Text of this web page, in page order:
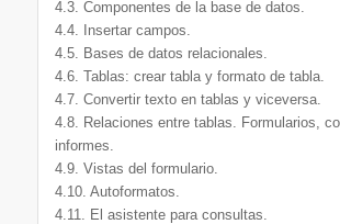
4.3. Componentes de la base de datos.
4.4. Insertar campos.
4.5. Bases de datos relacionales.
4.6. Tablas: crear tabla y formato de tabla.
4.7. Convertir texto en tablas y viceversa.
4.8. Relaciones entre tablas. Formularios,
informes.
4.9. Vistas del formulario.
4.10. Autoformatos.
4.11. El asistente para consultas.